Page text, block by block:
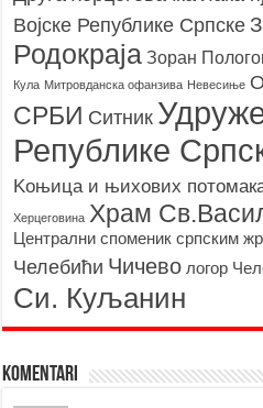
Војске Републике Српске
Родoкраја Зоран
Кула Митровданска офанзива Невесињe
СРБИ Ситник
Републике
Kоњица и њихових
Херцеговина Храм
Централни споменик српским
Челебићи Чичево логор
Си. Куљанин
Komentari